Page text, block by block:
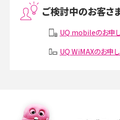
Instagram（インスタグラム）でスクショする
SMSとは？料金やできること、注意点や届
iPhone 16eとiPhone SE（第3世代）の違い
ご検討中のお客さ
UQ mobileのお申
UQ WiMAXのお申